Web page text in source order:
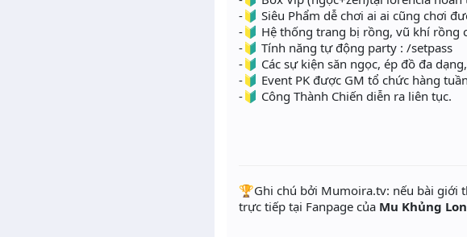
-🔰 Siêu Phẩm dễ chơi ai ai cũng chơi
-🔰 Hệ thống trang bị rồng, vũ khí rồng
-🔰 Tính năng tự động party : /setpass
-🔰 Các sự kiện săn ngọc, ép đồ đa
-🔰 Event PK được GM tổ chức hàng
-🔰 Công Thành Chiến diễn ra liên tục.
️🏆Ghi chú bởi Mumoira.tv: nếu bài giới
trực tiếp tại Fanpage của Mu Khủng